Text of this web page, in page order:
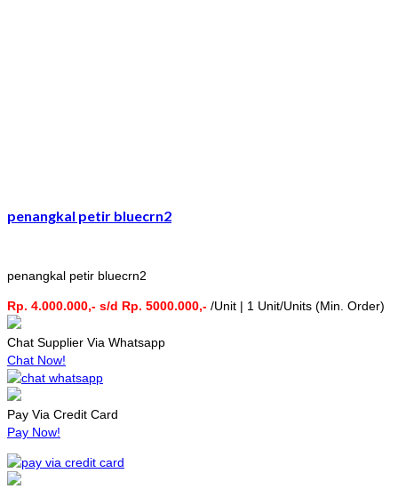
penangkal petir bluecrn2
penangkal petir bluecrn2
Rp. 4.000.000,- s/d Rp. 5000.000,- /Unit | 1 Unit/Units (Min. Order)
Chat Supplier Via Whatsapp
Chat Now!
Pay Via Credit Card
Pay Now!